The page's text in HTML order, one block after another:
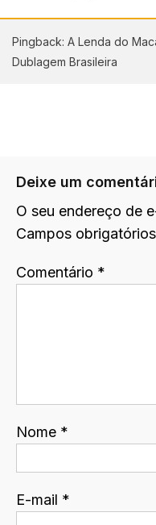
Pingback: A Lenda do
Dublagem Brasileira
Deixe um
O seu endereço de
Campos
Comentário *
Nome *
E-mail *